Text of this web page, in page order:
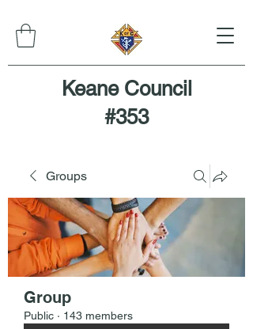
Keane Council
#353
Groups
Group
Public · 143 members